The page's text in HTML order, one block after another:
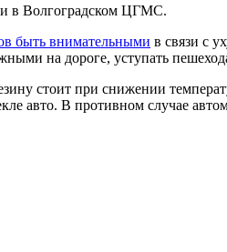
в Волгоградском ЦГМС.
быть внимательными в связи с
на дороге, уступать
стоит при снижении
авто. В противном случае